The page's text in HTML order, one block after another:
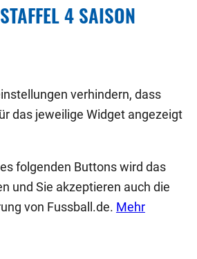
4 SAISON
verhindern, dass
das jeweilige Widget angezeigt
folgenden Buttons wird das
und Sie akzeptieren auch die
von Fussball.de. Mehr